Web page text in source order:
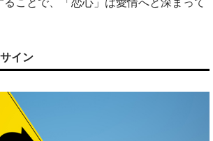
イン